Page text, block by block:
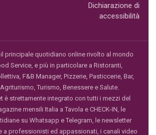
Dichiarazione di
accessibilità
il principale quotidiano online rivolto al mondo
Service, e più in particolare a Ristoranti,
F&B Manager, Pizzerie, Pasticcerie, Bar,
Turismo, Benessere e Salute.
è strettamente integrato con tutti i mezzi del
mensili Italia a Tavola e CHECK-IN, le
su Whatsapp e Telegram, le newsletter
a professionisti ed appassionati, i canali video